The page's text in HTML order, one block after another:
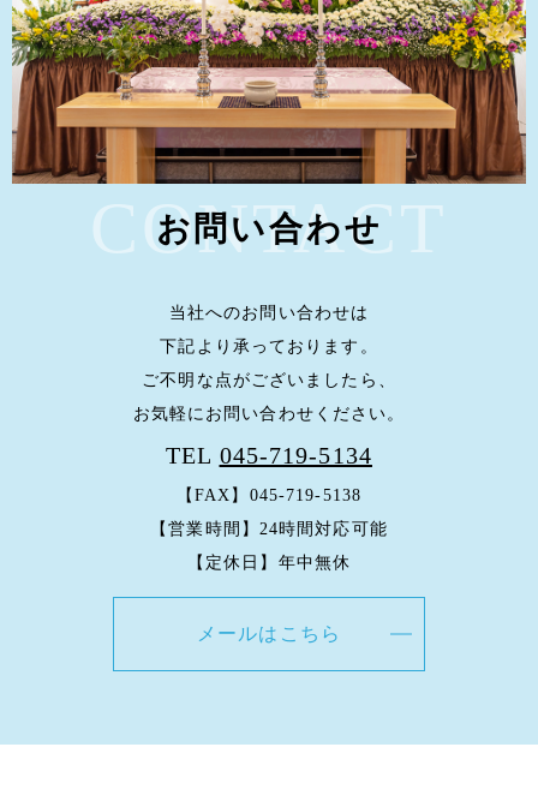
お問い合わせ
当社へのお問い合わせは
下記より承っております。
ご不明な点がございましたら、
お気軽にお問い合わせください。
TEL 045-719-5134
【FAX】045-719-5138
【営業時間】24時間対応可能
【定休日】年中無休
メールはこちら